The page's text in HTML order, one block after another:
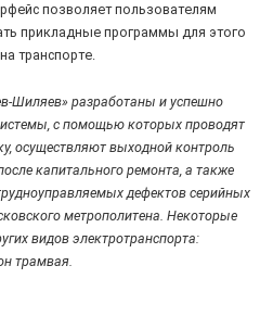
позволяет пользователям
прикладные программы для этого
транспорте.
Шиляев» разработаны и успешно
с помощью которых проводят
осуществляют выходной контроль
капитального ремонта, а также
дефектов серийных
метрополитена. Некоторые
видов электротранспорта:
трамвая.